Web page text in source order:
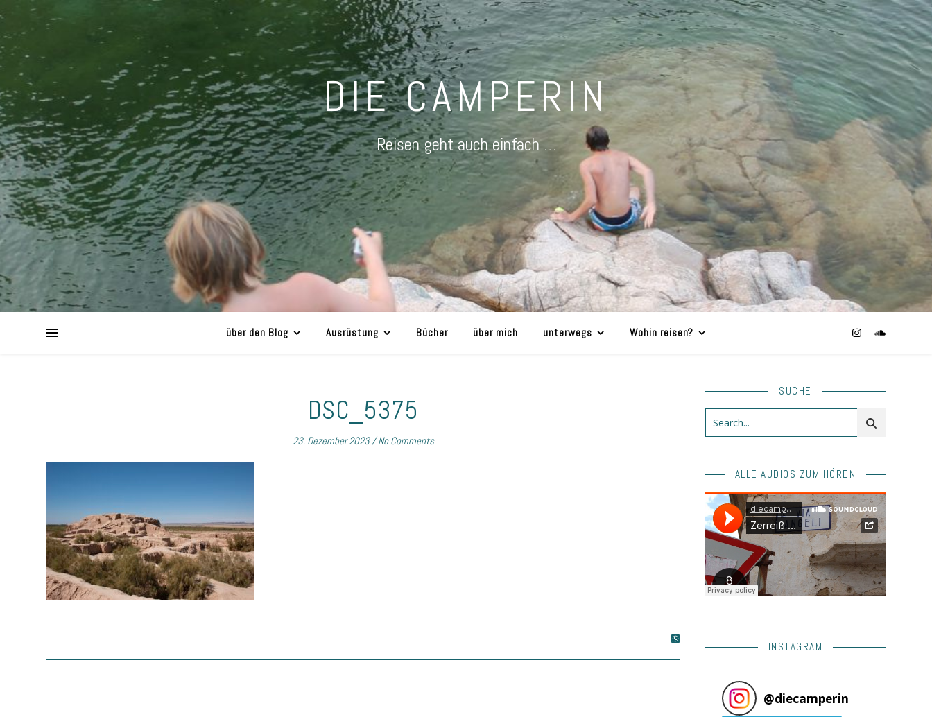
DIE CAMPERIN
Reisen geht auch einfach …
über den Blog Ausrüstung Bücher über mich unterwegs Wohin reisen?
DSC_5375
23. Dezember 2023/ No Comments
SUCHE
ALLE AUDIOS ZUM HÖREN
INSTAGRAM
@diecamperin